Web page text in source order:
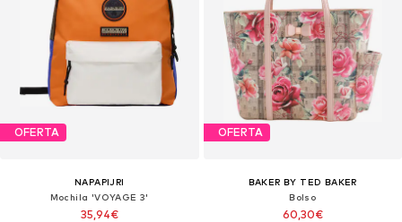
OFERTA
NAPAPIJRI
Mochila 'VOYAGE 3'
35,94€
OFERTA
BAKER BY TED BAKER
Bolso
60,30€